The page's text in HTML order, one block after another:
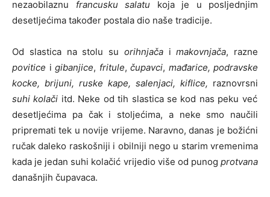
nezaobilaznu francusku salatu koja je u posljednjim
desetljećima također postala dio naše tradicije.
Od slastica na stolu su orihnjačaimakovnjača, razne
povitice i gibanjice, fritule, čupavci, mađarice, podravske
kocke, brijuni, ruske kape, salenjaci, kiflice, raznovrsni
suhi kolači itd. Neke od tih slastica se kod nas peku već
desetljećima pa čak i stoljećima, a neke smo naučili
pripremati tek u novije vrijeme. Naravno, danas je božićni
ručak daleko raskošniji i obilniji nego u starim vremenima
kada je jedan suhi kolačić vrijedio više od punog protvana
današnjih čupavaca.